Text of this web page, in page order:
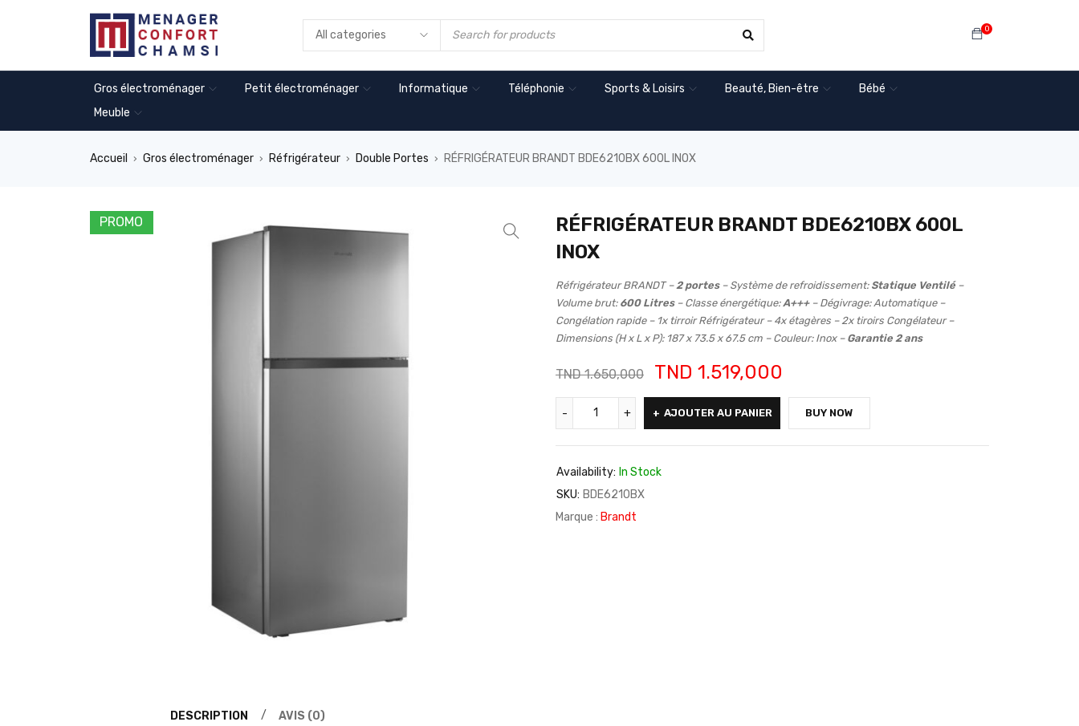
0
Gros électroménager Petit électroménager Informatique Téléphonie Sports & Loisirs Beauté, Bien-être
Bébé
Meuble
Accueil › Gros électroménager › Réfrigérateur › Double Portes › RÉFRIGÉRATEUR BRANDT BDE6210BX 600L INOX
PROMO
RÉFRIGÉRATEUR BRANDT BDE6210BX 600L
INOX
Réfrigérateur BRANDT –2 portes– Système de refroidissement: Statique Ventilé –
Volume brut: 600 Litres– Classe énergétique:A+++– Dégivrage: Automatique –
Congélation rapide – 1x tirroir Réfrigérateur – 4x étagères – 2x tiroirs Congélateur –
Dimensions (H x L x P): 187 x 73.5 x 67.5 cm – Couleur: Inox – Garantie 2 ans
TND1.650,000 TND 1.519,000
AJOUTER AU PANIER BUY NOW
Availability: In Stock
SKU: BDE6210BX
Marque : Brandt
DESCRIPTION AVIS (0)